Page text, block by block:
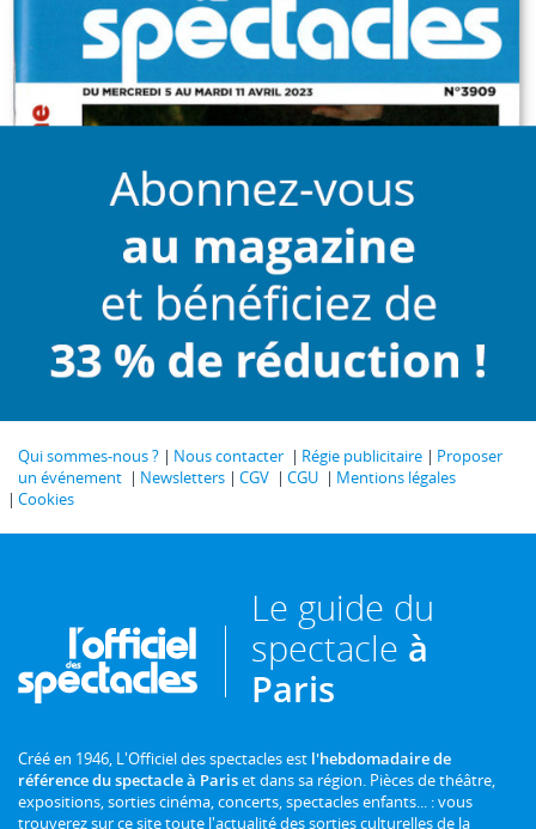
Qui sommes-nous ? Nous contacter Régie publicitaire
Proposer
un événement
Newsletters CGV CGU
Mentions légales
Cookies
Le guide du
spectacle à
Paris
Créé en 1946, L'Officiel des spectacles est l'hebdomadaire de
référence du spectacle à Pariset dans sa région. Pièces de théâtre,
expositions, sorties cinéma, concerts, spectacles enfants... : vous
trouverez sur ce site toute l'actualité des sorties culturelles de la